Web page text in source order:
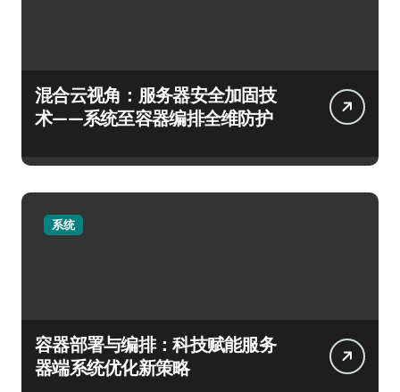
混合云视角：服务器安全加固技
术——系统至容器编排全维防护
系统
容器部署与编排：科技赋能服务
器端系统优化新策略